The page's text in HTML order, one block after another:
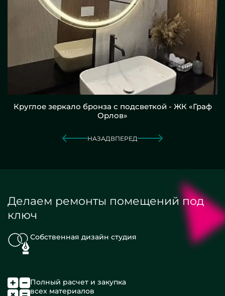
Круглое зеркало бронза с подсветкой - ЖК «Граф
Орлов»
НАЗАД ВПЕРЕД
Делаем ремонты помещений под
ключ
Собственная дизайн студия
Полный расчет и закупка
всех материалов